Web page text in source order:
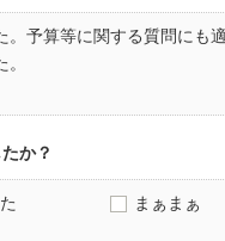
。予算等に関する質問にも
か？
まぁまぁ